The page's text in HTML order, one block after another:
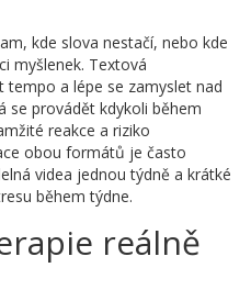
kde slova nestačí, nebo kde
myšlenek. Textová
a lépe se zamyslet nad
se provádět kdykoli během
reakce a riziko
obou formátů je často
videa jednou týdně a krátké
během týdne.
reálně